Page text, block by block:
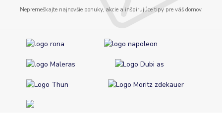
Nepremeškajte najnovšie ponuky, akcie a inšpirujúce tipy pre váš domov.